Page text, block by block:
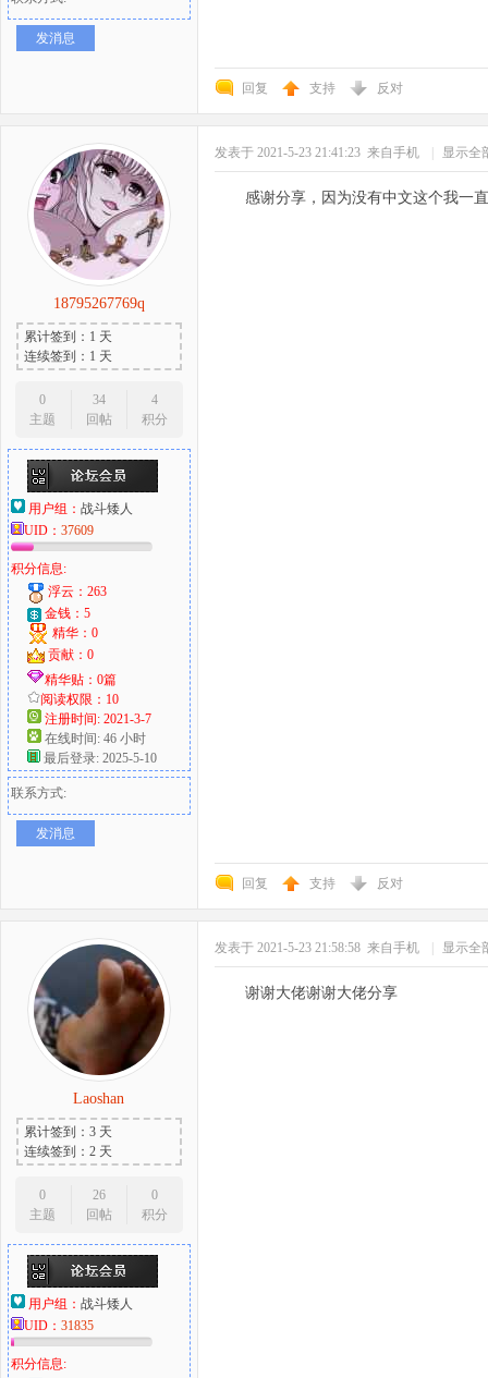
发消息
回复 支持 反对
18795267769q
累计签到：1 天
连续签到：1 天
0
主题
34
回帖
4
积分
用户组： 战斗矮人
UID： 37609
积分信息:
浮云：263
金钱：5
精华：0
贡献：0
精华贴：0篇
阅读权限：10
注册时间: 2021-3-7
在线时间: 46 小时
最后登录: 2025-5-10
联系方式:
发消息
发表于 2021-5-23 21:41:23 来自手机 显示全
感谢分享，因为没有中文这个我一
回复 支持 反对
Laoshan
累计签到：3 天
连续签到：2 天
0
主题
26
回帖
0
积分
用户组： 战斗矮人
UID： 31835
积分信息:
发表于 2021-5-23 21:58:58 来自手机 显示全
谢谢大佬谢谢大佬分享